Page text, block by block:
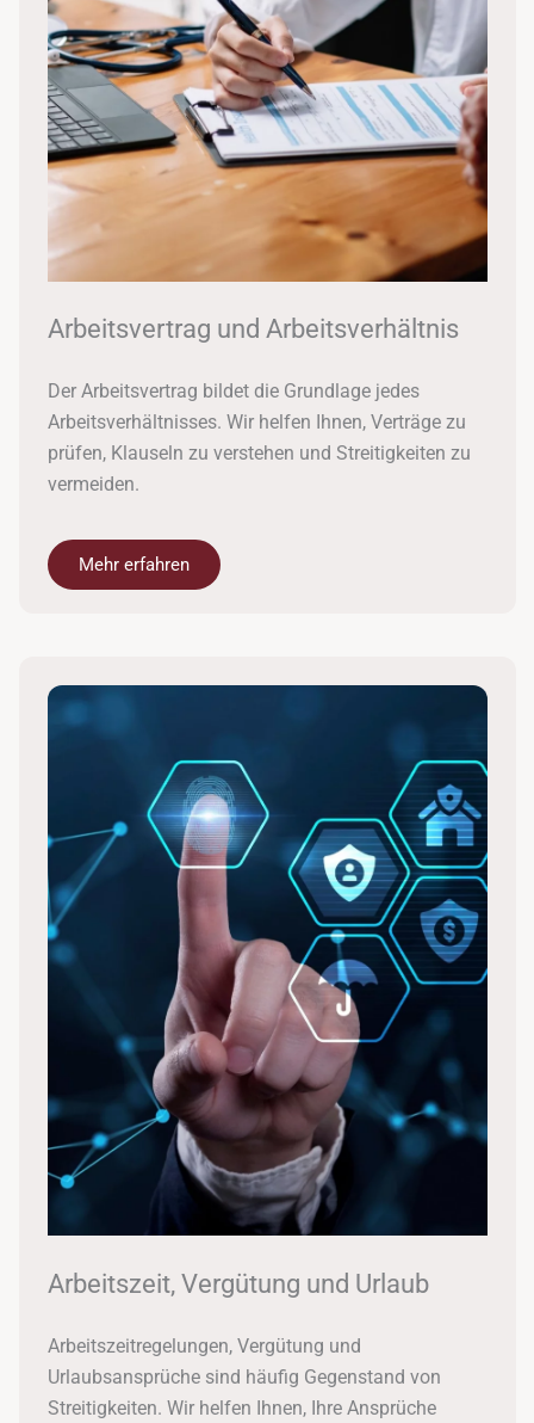
Arbeitsvertrag und Arbeitsverhältnis
Der Arbeitsvertrag bildet die Grundlage jedes
Arbeitsverhältnisses. Wir helfen Ihnen, Verträge zu
prüfen, Klauseln zu verstehen und Streitigkeiten zu
vermeiden.
Mehr erfahren
Arbeitszeit, Vergütung und Urlaub
Arbeitszeitregelungen, Vergütung und
Urlaubsansprüche sind häufig Gegenstand von
Streitigkeiten. Wir helfen Ihnen, Ihre Ansprüche